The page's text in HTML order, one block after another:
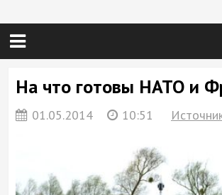
На что готовы НАТО и
01.05.2014 10:51